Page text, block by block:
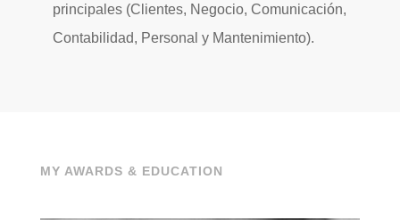
principales (Clientes, Negocio, Comunicación,
Contabilidad, Personal y Mantenimiento).
MY AWARDS & EDUCATION